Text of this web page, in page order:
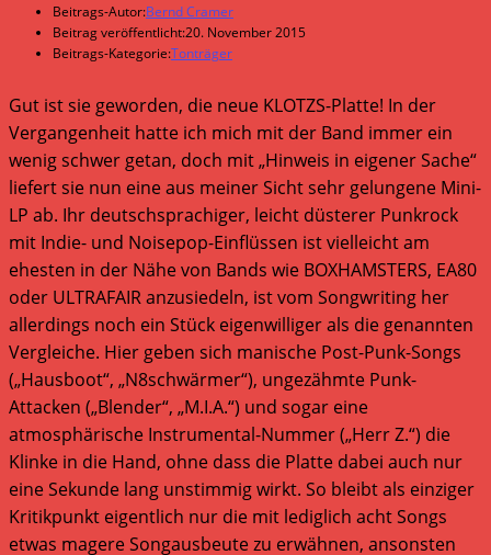
Beitrags-Autor:Bernd Cramer
Beitrag veröffentlicht:20. November 2015
Beitrags-Kategorie:Tonträger
Gut ist sie geworden, die neue KLOTZS-Platte! In der
Vergangenheit hatte ich mich mit der Band immer ein
wenig schwer getan, doch mit „Hinweis in eigener Sache“
liefert sie nun eine aus meiner Sicht sehr gelungene Mini-
LP ab. Ihr deutschsprachiger, leicht düsterer Punkrock
mit Indie- und Noisepop-Einflüssen ist vielleicht am
ehesten in der Nähe von Bands wie BOXHAMSTERS, EA80
oder ULTRAFAIR anzusiedeln, ist vom Songwriting her
allerdings noch ein Stück eigenwilliger als die genannten
Vergleiche. Hier geben sich manische Post-Punk-Songs
(„Hausboot“, „N8schwärmer“), ungezähmte Punk-
Attacken („Blender“, „M.I.A.“) und sogar eine
atmosphärische Instrumental-Nummer („Herr Z.“) die
Klinke in die Hand, ohne dass die Platte dabei auch nur
eine Sekunde lang unstimmig wirkt. So bleibt als einziger
Kritikpunkt eigentlich nur die mit lediglich acht Songs
etwas magere Songausbeute zu erwähnen, ansonsten